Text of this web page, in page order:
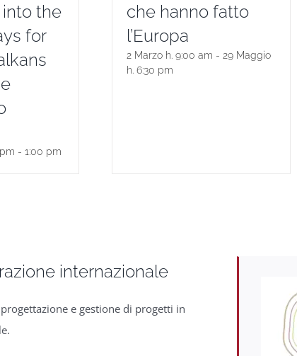
the
for
- 1:00 pm
che hanno fatto
l’Europa
2 Marzo h. 9:00 am - 29 Maggio
h. 6:30 pm
internazionale
e gestione di progetti in